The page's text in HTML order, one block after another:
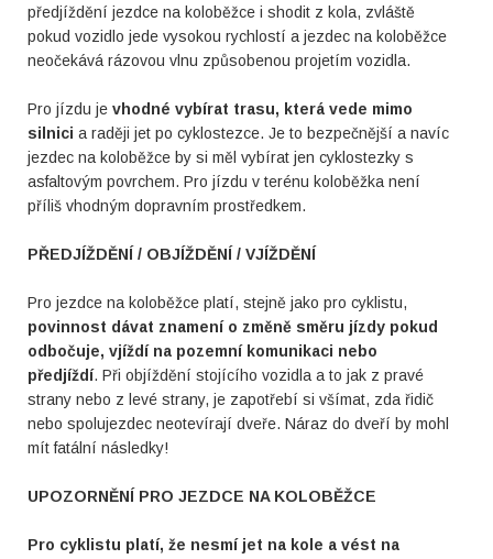
předjíždění jezdce na koloběžce i shodit z kola, zvláště
pokud vozidlo jede vysokou rychlostí a jezdec na koloběžce
neočekává rázovou vlnu způsobenou projetím vozidla.
Pro jízdu je vhodné vybírat trasu, která vede mimo
silnici a raději jet po cyklostezce. Je to bezpečnější a navíc
jezdec na koloběžce by si měl vybírat jen cyklostezky s
asfaltovým povrchem. Pro jízdu v terénu koloběžka není
příliš vhodným dopravním prostředkem.
PŘEDJÍŽDĚNÍ / OBJÍŽDĚNÍ / VJÍŽDĚNÍ
Pro jezdce na koloběžce platí, stejně jako pro cyklistu,
povinnost dávat znamení o změně směru jízdy pokud
odbočuje, vjíždí na pozemní komunikaci nebo
předjíždí. Při objíždění stojícího vozidla a to jak z pravé
strany nebo z levé strany, je zapotřebí si všímat, zda řidič
nebo spolujezdec neotevírají dveře. Náraz do dveří by mohl
mít fatální následky!
UPOZORNĚNÍ PRO JEZDCE NA KOLOBĚŽCE
Pro cyklistu platí, že nesmí jet na kole a vést na